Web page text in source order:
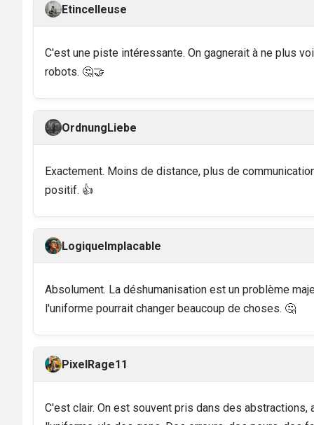
Etincelleuse
C'est une piste intéressante. On gagnerait à ne plus
robots. 🤔🤝
OrdnungLiebe
Exactement. Moins de distance, plus de
positif. 👍
LogiqueImplacable
Absolument. La déshumanisation est un problème
l'uniforme pourrait changer beaucoup de choses. 🤔
PixelRage11
C'est clair. On est souvent pris dans des abstractions,